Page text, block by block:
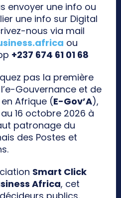
envoyer une info ou
une info sur Digital
nous via mail
ou
+237 674 61 01 68
pas la première
Gouvernance et de
Afrique (E-Gov’A),
16 octobre 2026 à
patronage du
des Postes et
Smart Click
Africa, cet